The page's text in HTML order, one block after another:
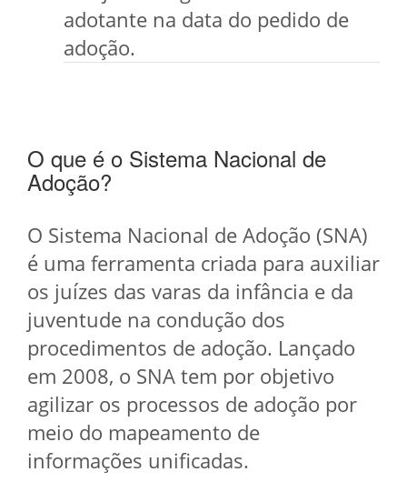
adotante na data do pedido de
adoção.
O que é o Sistema Nacional de
Adoção?
O Sistema Nacional de Adoção (SNA)
é uma ferramenta criada para auxiliar
os juízes das varas da infância e da
juventude na condução dos
procedimentos de adoção. Lançado
em 2008, o SNA tem por objetivo
agilizar os processos de adoção por
meio do mapeamento de
informações unificadas.